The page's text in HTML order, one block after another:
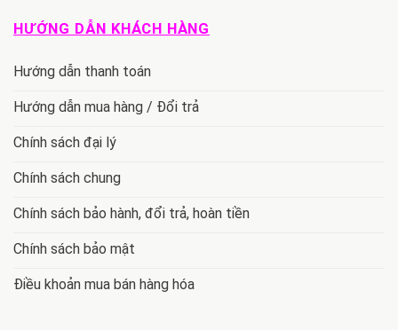
HƯỚNG DẪN KHÁCH HÀNG
Hướng dẫn thanh toán
Hướng dẫn mua hàng / Đổi trả
Chính sách đại lý
Chính sách chung
Chính sách bảo hành, đổi trả, hoàn tiền
Chính sách bảo mật
Điều khoản mua bán hàng hóa